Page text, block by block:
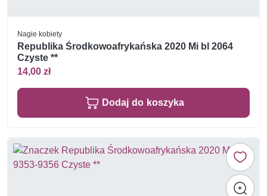
Nagie kobiety
Republika Środkowoafrykańska 2020 Mi bl 2064
Czyste **
14,00 zł
Dodaj do koszyka